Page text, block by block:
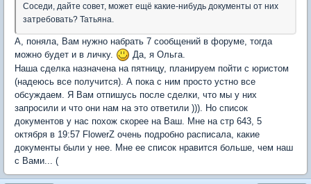
Соседи, дайте совет, может ещё какие-нибудь документы от них
затребовать? Татьяна.
А, поняла, Вам нужно набрать 7 сообщений в форуме, тогда
можно будет и в личку.
Да, я Ольга.
Наша сделка назначена на пятницу, планируем пойти с юристом
(надеюсь все получится). А пока с ним просто устно все
обсуждаем. Я Вам отпишусь после сделки, что мы у них
запросили и что они нам на это ответили ))). Но список
документов у нас похож скорее на Ваш. Мне на стр 643, 5
октября в 19:57 FlowerZ очень подробно расписала, какие
документы были у нее. Мне ее список нравится больше, чем наш
с Вами... (